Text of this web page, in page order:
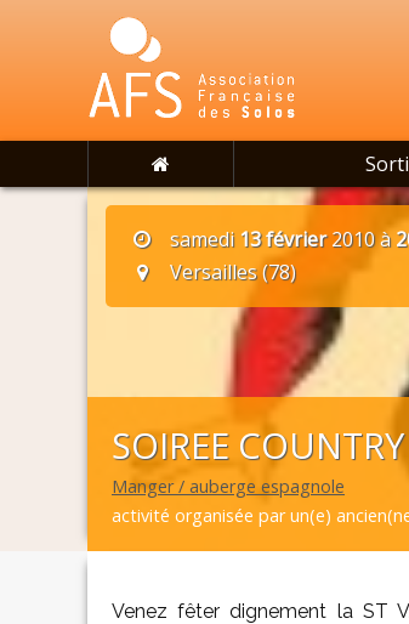
samedi 13 février2010 à
Versailles (78)
SOIREE
Manger / auberge espagnole
activité organisée par un(e)
Venez fêter dignement la ST